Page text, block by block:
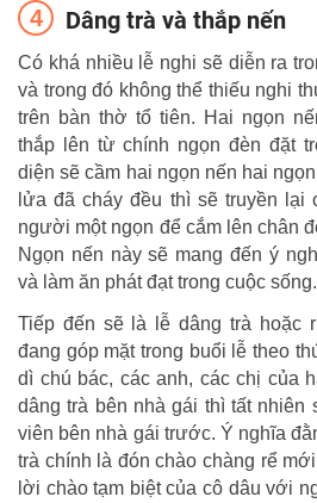
Dâng trà và thắp nến
Có khá nhiều lễ nghi sẽ diễn ra
và trong đó không thể thiếu nghi
trên bàn thờ tổ tiên. Hai ngọn
thắp lên từ chính ngọn đèn đặt
diện sẽ cầm hai ngọn nến hai
lửa đã cháy đều thì sẽ truyền lại
người một ngọn để cắm lên chân
Ngọn nến này sẽ mang đến ý
và làm ăn phát đạt trong cuộc sống.
Tiếp đến sẽ là lễ dâng trà hoặc
đang góp mặt trong buổi lễ theo
dì chú bác, các anh, các chị của
dâng trà bên nhà gái thì tất nhiên
viên bên nhà gái trước. Ý nghĩa
trà chính là đón chào chàng rể
lời chào tạm biệt của cô dâu với